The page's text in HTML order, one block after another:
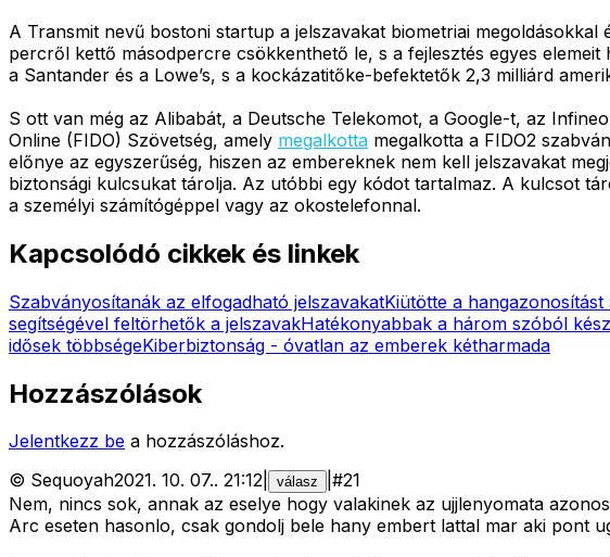
A Transmit nevű bostoni startup a jelszavakat biometriai
percről kettő másodpercre csökkenthető le, s a fejlesztés egyes
a Santander és a Lowe’s, s a kockázatitőke-befektetők 2,3 milliárd
S ott van még az Alibabát, a Deutsche Telekomot, a Google-t, az
Online (FIDO) Szövetség, amely megalkotta megalkotta a FIDO2
előnye az egyszerűség, hiszen az embereknek nem kell jelszavakat
biztonsági kulcsukat tárolja. Az utóbbi egy kódot tartalmaz. A kulcsot
a személyi számítógéppel vagy az okostelefonnal.
Kapcsolódó cikkek és linkek
Szabványosítanák az elfogadható jelszavakatKiütötte a hangazonosítást
segítségével feltörhetők a jelszavakHatékonyabbak a három szóból
idősek többségeKiberbiztonság - óvatlan az emberek kétharmada
Hozzászólások
Jelentkezz be a hozzászóláshoz.
© Sequoyah2021. 10. 07.. 21:12 válasz #21
Nem, nincs sok, annak az eselye hogy valakinek az ujjlenyomata
Arc eseten hasonlo, csak gondolj bele hany embert lattal mar aki pont